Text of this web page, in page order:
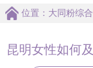
位置： 大同粉综
昆明女性如何